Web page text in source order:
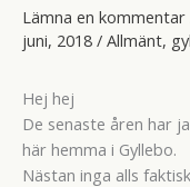
Lämna en kommentar
juni, 2018 / Allmänt,
Hej hej
De senaste åren har
här hemma i Gyllebo.
Nästan inga alls